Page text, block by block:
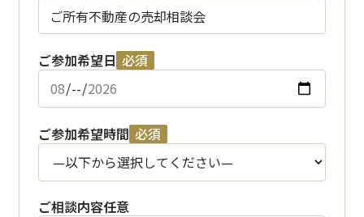
ご参加希望日 必須
ご参加希望時間 必須
ご相談内容任意